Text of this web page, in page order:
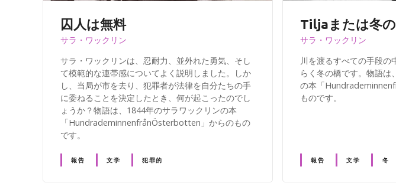
囚人は無料
サラ・ワックリン
サラ・ワックリンは、忍耐力、並外れた勇気、そし
て模範的な連帯感についてよく説明しました。しか
し、当局が市を去り、犯罪者が法律を自分たちの手
に委ねることを決定したとき、何が起こったのでし
ょうか？物語は、1844年のサラワックリンの本
「HundrademinnenfrånÖsterbotten」からのもの
です。
報告 文学 犯罪的
Tiljaまたは冬
サラ・ワックリン
川を渡るすべての手段の
らく冬の橋です。物語は
の本「
ものです。
報告 文学 冬